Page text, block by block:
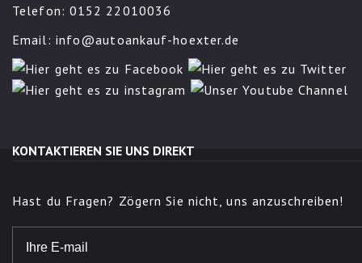
Telefon: 0152 22010036
Email: info@autoankauf-hoexter.de
KONTAKTIEREN SIE UNS DIREKT
Hast du Fragen? Zögern Sie nicht, uns anzuschreiben!